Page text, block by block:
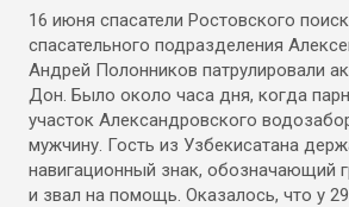
16 июня спасатели Ростовского
спасательного подразделения
Андрей Полонников патрулировали
Дон. Было около часа дня, когда
участок Александровского
мужчину. Гость из Узбекисатана
навигационный знак, обозначающий
и звал на помощь. Оказалось, что у